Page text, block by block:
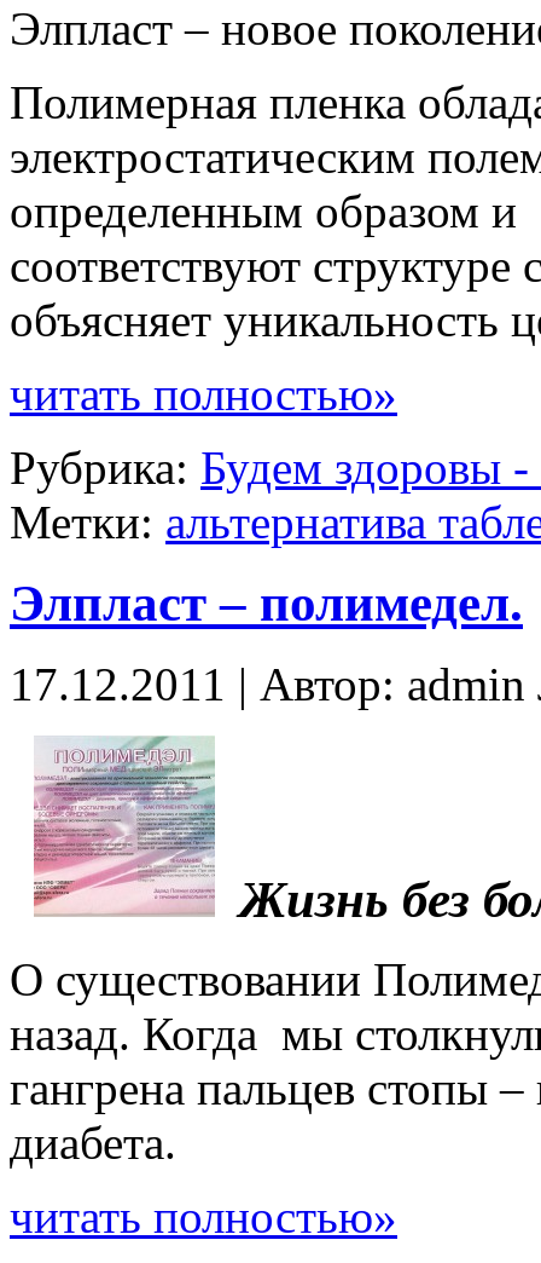
Элпласт – новое
Полимерная пленка
электростатическим
определенным образом и
соответствуют
объясняет уникальность
читать полностью»
Рубрика: Будем здоровы -
Метки: альтернатива
Элпласт – полимедел.
17.12.2011 | Автор:
Жизнь без
О существовании
назад. Когда мы
гангрена пальцев стопы
диабета.
читать полностью»